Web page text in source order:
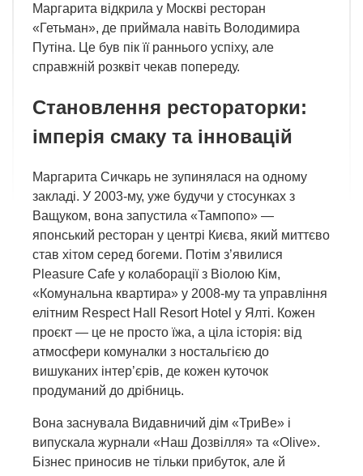
Маргарита відкрила у Москві ресторан
«Гетьман», де приймала навіть Володимира
Путіна. Це був пік її раннього успіху, але
справжній розквіт чекав попереду.
Становлення рестораторки:
імперія смаку та інновацій
Маргарита Сичкарь не зупинялася на одному
закладі. У 2003-му, уже будучи у стосунках з
Ващуком, вона запустила «Тампопо» —
японський ресторан у центрі Києва, який миттєво
став хітом серед богеми. Потім з’явилися
Pleasure Cafe у колаборації з Віолою Кім,
«Комунальна квартира» у 2008-му та управління
елітним Respect Hall Resort Hotel у Ялті. Кожен
проєкт — це не просто їжа, а ціла історія: від
атмосфери комуналки з ностальгією до
вишуканих інтер’єрів, де кожен куточок
продуманий до дрібниць.
Вона заснувала Видавничий дім «ТриВе» і
випускала журнали «Наш Дозвілля» та «Olive».
Бізнес приносив не тільки прибуток, але й